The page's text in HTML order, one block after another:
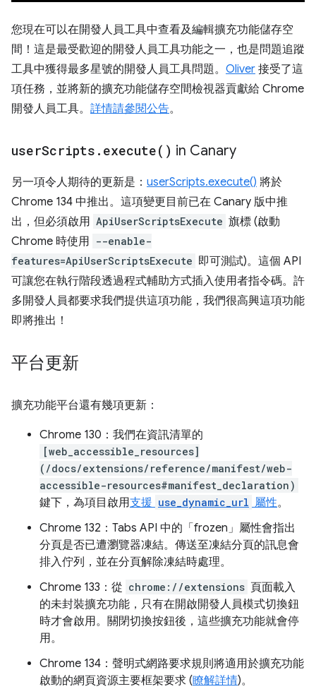
您現在可以在開發人員工具中查看及編輯擴充功能儲存空
間！這是最受歡迎的開發人員工具功能之一，也是問題追蹤
工具中獲得最多星號的開發人員工具問題。 Oliver 接受了這
項任務，並將新的擴充功能儲存空間檢視器貢獻給 Chrome
開發人員工具。 詳情請參閱公告。
userScripts . execute( ) in Canary
另一項令人期待的更新是： userScripts.execute() 將於
Chrome 134 中推出。這項變更目前已在 Canary 版中推
出，但必須啟用 ApiUserScriptsExecute 旗標 (啟動
Chrome 時使用 --enable-
features=ApiUserScriptsExecute 即可測試)。這個 API
可讓您在執行階段透過程式輔助方式插入使用者指令碼。許
多開發人員都要求我們提供這項功能，我們很高興這項功能
即將推出！
平台更新
擴充功能平台還有幾項更新：
Chrome 130：我們在資訊清單的
[web_accessible_resources]
(/docs/extensions/reference/manifest/web-
accessible-resources#manifest_declaration)
鍵下，為項目啟用支援 use_dynamic_url 屬性。
Chrome 132：Tabs API 中的「frozen」 屬性會指出
分頁是否已遭瀏覽器凍結。傳送至凍結分頁的訊息會
排入佇列，並在分頁解除凍結時處理。
Chrome 133：從 chrome://extensions 頁面載入
的未封裝擴充功能，只有在開啟開發人員模式切換鈕
時才會啟用。關閉切換按鈕後，這些擴充功能就會停
用。
Chrome 134：聲明式網路要求規則將適用於擴充功能
啟動的網頁資源主要框架要求 (瞭解詳情)。